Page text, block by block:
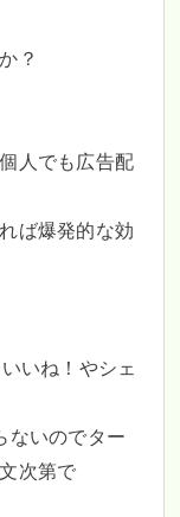
？
人でも広告配
ば爆発的な効
いね！やシェ
ないのでター
次第で